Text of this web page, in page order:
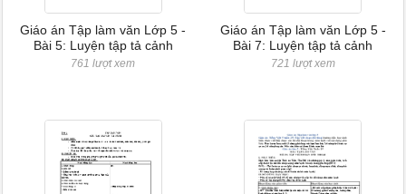
Giáo án Tập làm văn Lớp 5 -
Bài 5: Luyện tập tả cảnh
761 lượt xem
Giáo án Tập làm văn Lớp 5 -
Bài 7: Luyện tập tả cảnh
721 lượt xem